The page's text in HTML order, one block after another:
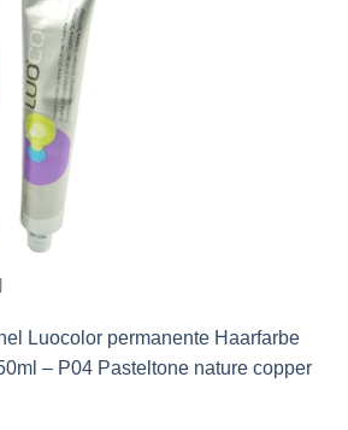
Luocolor permanente Haarfarbe
– P04 Pasteltone nature copper